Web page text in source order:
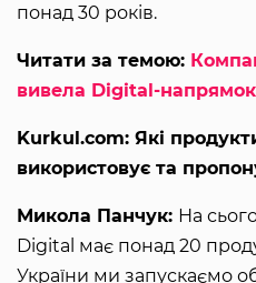
понад 30 років.
Читати за темою:
вивела Digital-напрямок
Kurkul.com: Які
використовує та
Микола Панчук: На
Digital має понад 20
України ми запускаємо